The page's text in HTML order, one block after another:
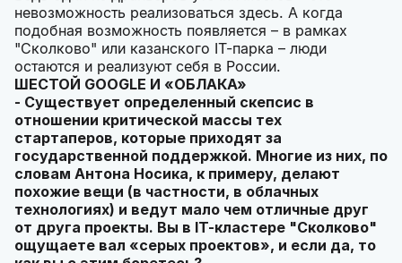
невозможность реализоваться здесь. А когда
подобная возможность появляется – в рамках
"Сколково" или казанского IT-парка – люди
остаются и реализуют себя в России.
ШЕСТОЙ GOOGLE И «ОБЛАКА»
- Существует определенный скепсис в
отношении критической массы тех
стартаперов, которые приходят за
государственной поддержкой. Многие из них, по
словам Антона Носика, к примеру, делают
похожие вещи (в частности, в облачных
технологиях) и ведут мало чем отличные друг
от друга проекты. Вы в IT-кластере "Сколково"
ощущаете вал «серых проектов», и если да, то